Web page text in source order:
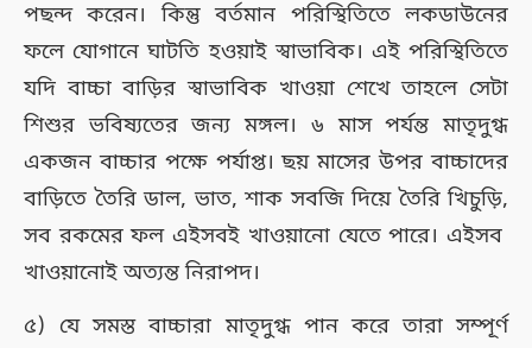
পছন্দ করেন। কিন্তু বর্তমান পরিস্থিতিতে লকডাউনের
ফলে যোগানে ঘাটতি হওয়াই স্বাভাবিক। এই পরিস্থিতিতে
যদি বাচ্চা বাড়ির স্বাভাবিক খাওয়া শেখে তাহলে সেটা
শিশুর ভবিষ্যতের জন্য মঙ্গল। ৬ মাস পর্যন্ত মাতৃদুগ্ধ
একজন বাচ্চার পক্ষে পর্যাপ্ত। ছয় মাসের উপর বাচ্চাদের
বাড়িতে তৈরি ডাল, ভাত, শাক সবজি দিয়ে তৈরি খিচুড়ি,
সব রকমের ফল এইসবই খাওয়ানো যেতে পারে। এইসব
খাওয়ানোই অত্যন্ত নিরাপদ।
৫) যে সমস্ত বাচ্চারা মাতৃদুগ্ধ পান করে তারা সম্পূর্ণ